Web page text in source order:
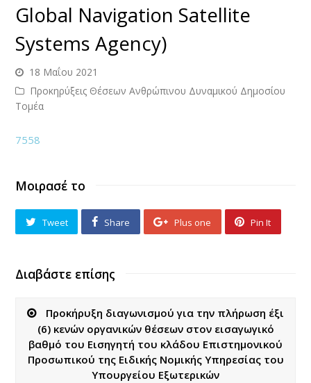
Global Navigation Satellite
Systems Agency)
18 Μαΐου 2021
Προκηρύξεις Θέσεων Ανθρώπινου Δυναμικού Δημοσίου
Τομέα
7558
Μοιρασέ το
Tweet Share Plus one Pin It
Διαβάστε επίσης
Προκήρυξη διαγωνισμού για την πλήρωση έξι
(6) κενών οργανικών θέσεων στον εισαγωγικό
βαθμό του Εισηγητή του κλάδου Επιστημονικού
Προσωπικού της Ειδικής Νομικής Υπηρεσίας του
Υπουργείου Εξωτερικών